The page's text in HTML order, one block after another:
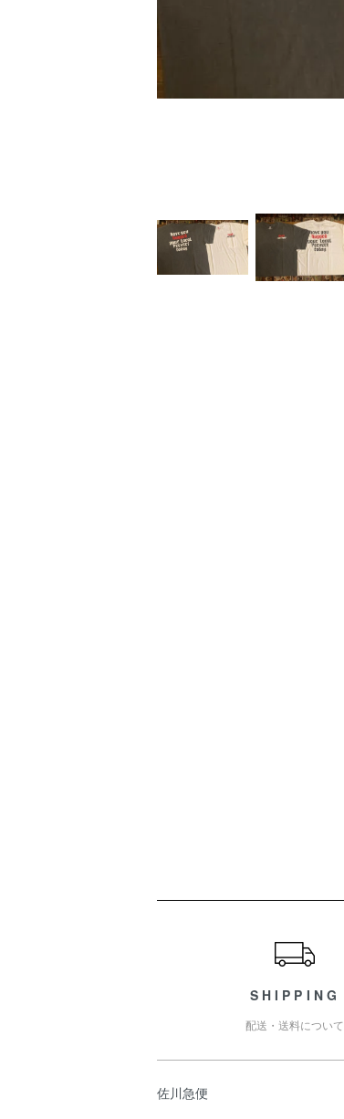
SHIPPING
配送・送料について
佐川急便